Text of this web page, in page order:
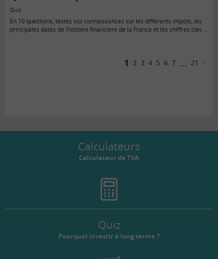
Quiz
En 10 questions, testez vos connaissances sur les différents impôts, les
principales dates de l’histoire financière de la France et les chiffres clés à
1 2 3 4 5 6 7 ... 21
Calculateurs
Calculateur de TVA
Quiz
Pourquoi investir à long terme ?